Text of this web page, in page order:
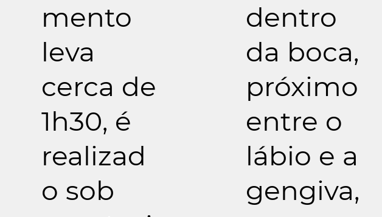
mento
leva
cerca de
1h30, é
realizad
o sob
dentro
da boca,
próximo
entre o
lábio e a
gengiva,